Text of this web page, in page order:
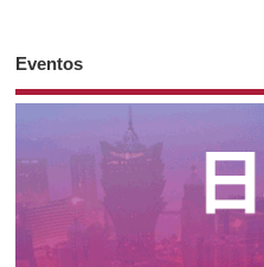
Eventos